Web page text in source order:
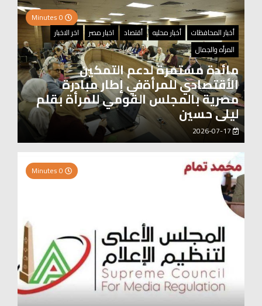
أخبار المحافظات
أخبار محليه أقتصاد اخبار مصر
اخر الاخبار
المرأه والجمال
مائدة مستمرة لدعم التمكين
الأقتصادي للمرأةفي إطار مبادرة
مصرية بالمجلس القومي للمرأة بقلم
ليلى حسين
2026-07-17